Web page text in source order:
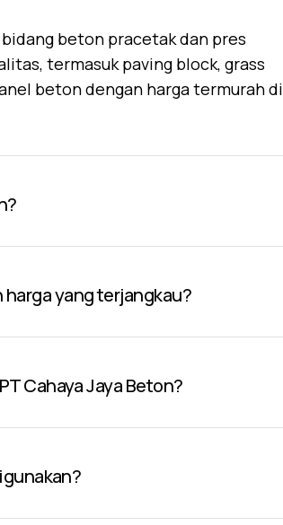
beton pracetak dan pres
termasuk paving block, grass
beton dengan harga termurah di
harga yang terjangkau?
Cahaya Jaya Beton?